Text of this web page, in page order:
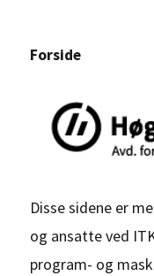
Forside
Disse sidene er
og ansatte ved
program- og